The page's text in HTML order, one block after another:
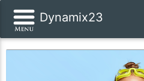
Dynamix23